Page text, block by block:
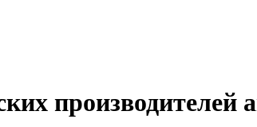
производителей